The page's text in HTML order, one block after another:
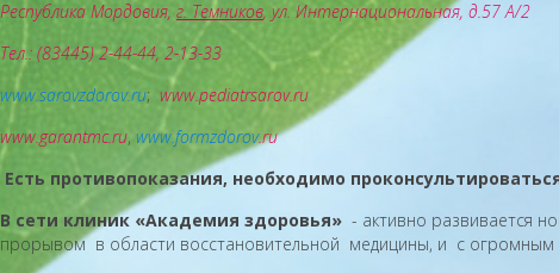
Республика Мордовия, г. Темников, ул. Интернациональная, д.57 А/2
Тел.: (83445) 2-44-44, 2-13-33
www.sarovzdorov.ru; www.pediatrsarov.ru
www.garantmc.ru, www.formzdorov.ru
Есть противопоказания, необходимо
В сети клиник «Академия здоровья» - активно развивается
прорывом в области восстановительной медицины, и с огромным